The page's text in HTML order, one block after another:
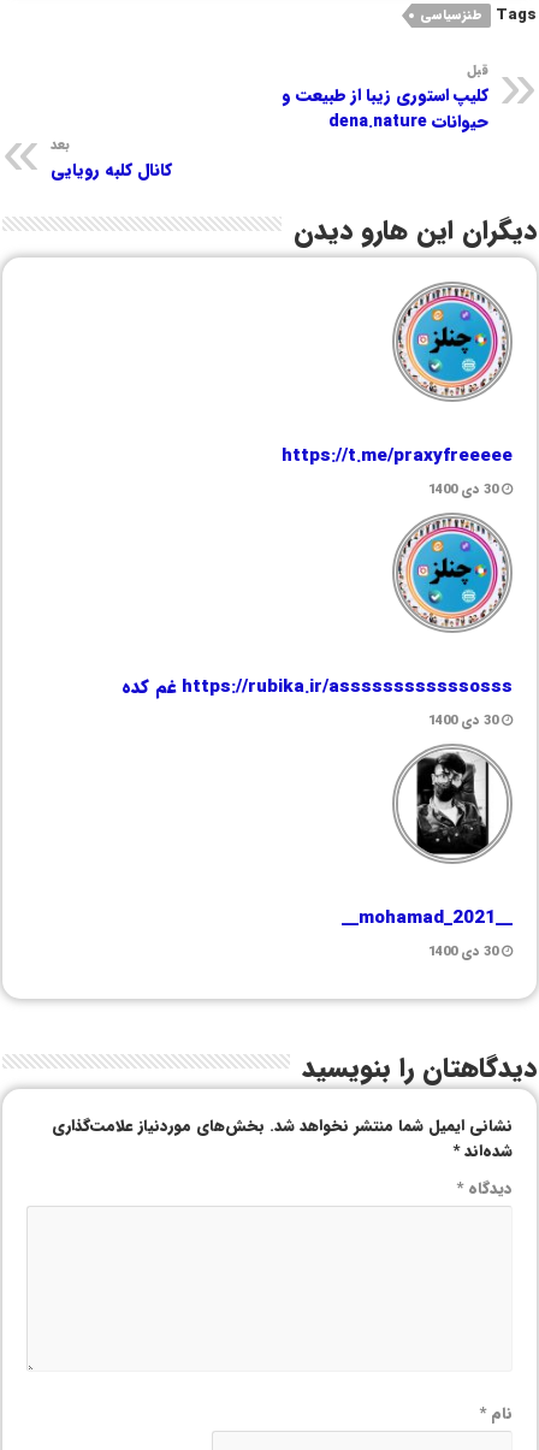
Tags طنزسیاسی
قبل
کلیپ استوری زیبا از طبیعت‌ و
حیوانات dena.nature
بعد
کانال کلبه رویایی
دیگران این هارو دیدن
https://t.me/praxyfreeeee
30 دی 1400
https://rubika.ir/assssssssssssosss غم کده
30 دی 1400
__mohamad_2021__
30 دی 1400
دیدگاهتان را بنویسید
نشانی ایمیل شما منتشر نخواهد شد. بخش‌های موردنیاز علامت‌گذاری
شده‌اند*
دیدگاه*
نام*